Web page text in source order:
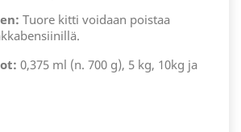
Tuore kitti voidaan poistaa
0,375 ml (n. 700 g), 5 kg, 10kg ja